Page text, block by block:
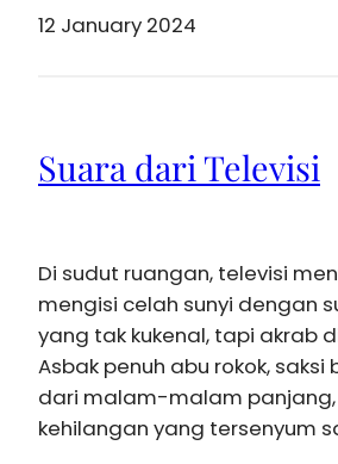
12 January 2024
Suara dari Televisi
Di sudut ruangan, televisi
mengisi celah sunyi dengan
yang tak kukenal, tapi akrab
Asbak penuh abu rokok, saksi
dari malam-malam
kehilangan yang tersenyum